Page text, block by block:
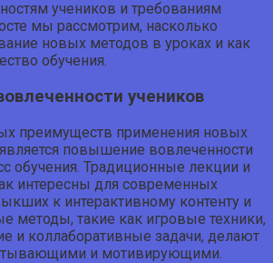
учеников и требованиям
мы рассмотрим, насколько
новых методов в уроках и как
обучения.
учеников
преимуществ применения новых
повышение вовлеченности
обучения. Традиционные лекции и
интересны для современных
к интерактивному контенту и
методы, такие как игровые техники,
и коллаборативные задачи, делают
и мотивирующими.